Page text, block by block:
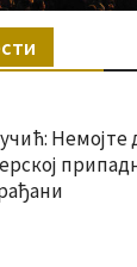
Немојте